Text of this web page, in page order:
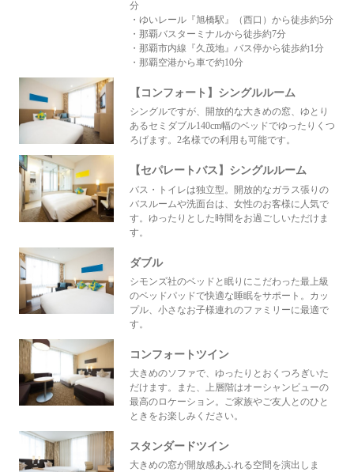
分
・ゆいレール『旭橋駅』（西口）から徒歩約5分
・那覇バスターミナルから徒歩約7分
・那覇市内線『久茂地』バス停から徒歩約1分
・那覇空港から車で約10分
【コンフォート】シングルルーム
シングルですが、開放的な大きめの窓、ゆとり
あるセミダブル140cm幅のベッドでゆったりくつ
ろげます。2名様での利用も可能です。
【セパレートバス】シングルルーム
バス・トイレは独立型。開放的なガラス張りの
バスルームや洗面台は、女性のお客様に人気で
す。ゆったりとした時間をお過ごしいただけま
す。
ダブル
シモンズ社のベッドと眠りにこだわった最上級
のベッドパッドで快適な睡眠をサポート。カッ
プル、小さなお子様連れのファミリーに最適で
す。
コンフォートツイン
大きめのソファで、ゆったりとおくつろぎいた
だけます。また、上層階はオーシャンビューの
最高のロケーション。ご家族やご友人とのひと
ときをお楽しみください。
スタンダードツイン
大きめの窓が開放感あふれる空間を演出しま